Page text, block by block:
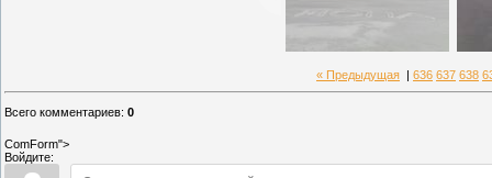
« Предыдущая 636 637 638
Всего комментариев: 0
ComForm">
Войдите: